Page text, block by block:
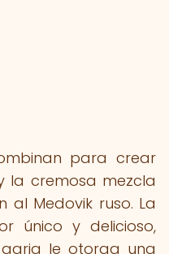
para crear
la cremosa mezcla
al Medovik ruso. La
único y delicioso,
le otorga una